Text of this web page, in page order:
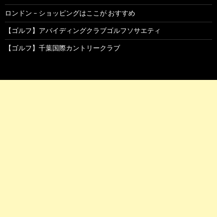
ロンドン – ショッピングはここが おすすめ
【ゴルフ】アバイディングクラブゴルフソサエティ
【ゴルフ】千葉国際カントリークラブ